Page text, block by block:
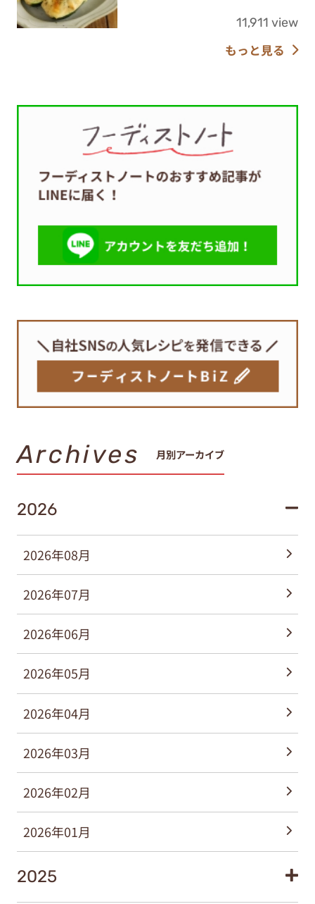
11,911 view
もっと見る
Archives 月別アーカイブ
2026
2026年08月
2026年07月
2026年06月
2026年05月
2026年04月
2026年03月
2026年02月
2026年01月
2025